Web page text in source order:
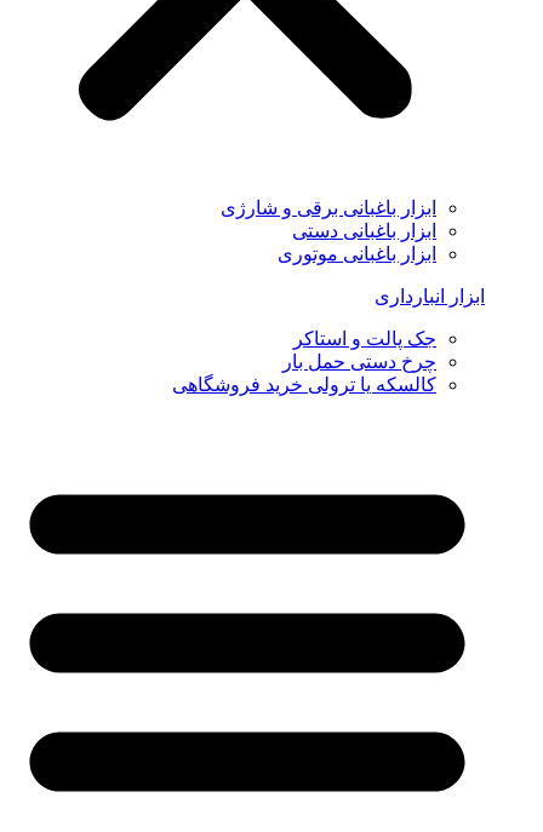
ابزار باغبانی برقی و شارژی
ابزار باغبانی دستی
ابزار باغبانی موتوری
ابزار انبارداری
جک پالت و استاکر
چرخ دستی حمل بار
کالسکه یا ترولی خرید فروشگاهی